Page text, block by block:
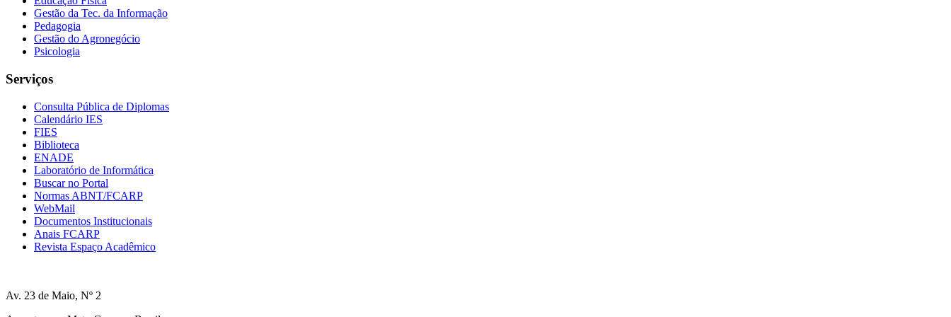
Gestão da Tec. da Informação
Pedagogia
Gestão do Agronegócio
Psicologia
Serviços
Consulta Pública de Diplomas
Calendário IES
FIES
Biblioteca
ENADE
Laboratório de Informática
Buscar no Portal
Normas ABNT/FCARP
WebMail
Documentos Institucionais
Anais FCARP
Revista Espaço Acadêmico
Av. 23 de Maio, Nº 2